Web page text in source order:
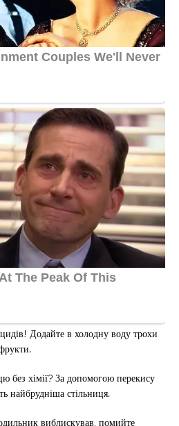
Додайте в холодну воду трохи
без хімії? За допомогою перекису
найбрудніша стільниця.
виблискував, помийте